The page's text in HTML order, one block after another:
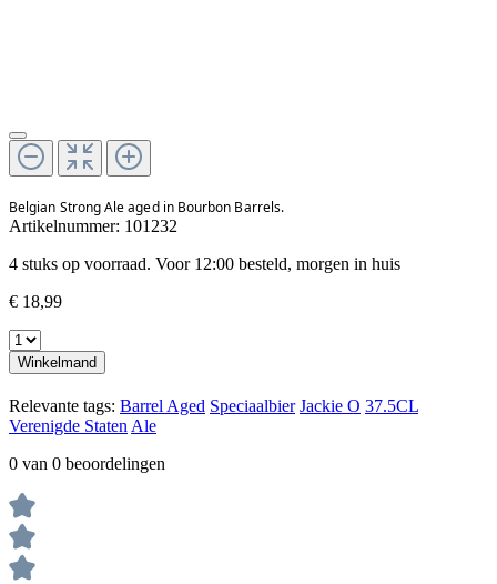
Belgian Strong Ale aged in Bourbon Barrels.
Artikelnummer: 101232
4 stuks op voorraad. Voor 12:00 besteld, morgen in huis
€ 18,99
Winkelmand
Relevante tags: Barrel Aged Speciaalbier Jackie O 37.5CL
Verenigde Staten Ale
0 van 0 beoordelingen